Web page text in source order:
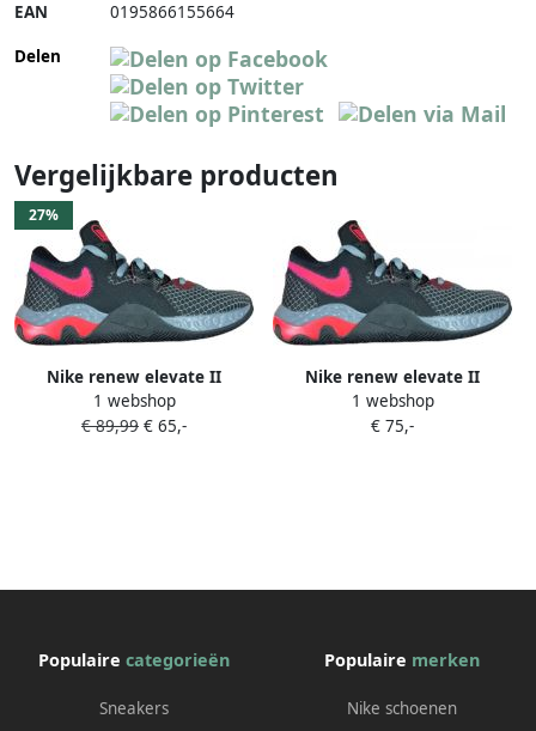
EAN 0195866155664
Delen
Vergelijkbare producten
27%
Nike renew elevate II
1 webshop
€ 89,99 € 65,-
Nike renew elevate II
Sneakers Unisex
1 webshop
€ 75,-
Populaire categorieën
Sneakers
Populaire merken
Nike schoenen